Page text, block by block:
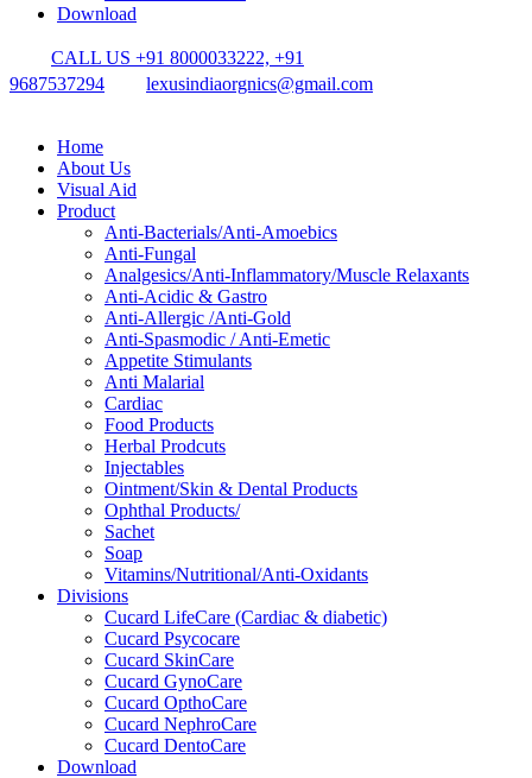
Download
CALL US +91 8000033222, +91
9687537294
lexusindiaorgnics@gmail.com
Home
About Us
Visual Aid
Product
Anti-Bacterials/Anti-Amoebics
Anti-Fungal
Analgesics/Anti-Inflammatory/Muscle Relaxants
Anti-Acidic & Gastro
Anti-Allergic /Anti-Gold
Anti-Spasmodic / Anti-Emetic
Appetite Stimulants
Anti Malarial
Cardiac
Food Products
Herbal Prodcuts
Injectables
Ointment/Skin & Dental Products
Ophthal Products/
Sachet
Soap
Vitamins/Nutritional/Anti-Oxidants
Divisions
Cucard LifeCare (Cardiac & diabetic)
Cucard Psycocare
Cucard SkinCare
Cucard GynoCare
Cucard OpthoCare
Cucard NephroCare
Cucard DentoCare
Download